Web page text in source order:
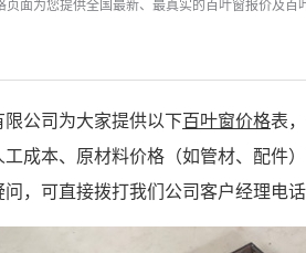
页面为您提供全国最新、最真实的百叶窗报价及
公司为大家提供以下百叶窗价格表
成本、原材料价格（如管材、配件
，可直接拨打我们公司客户经理电